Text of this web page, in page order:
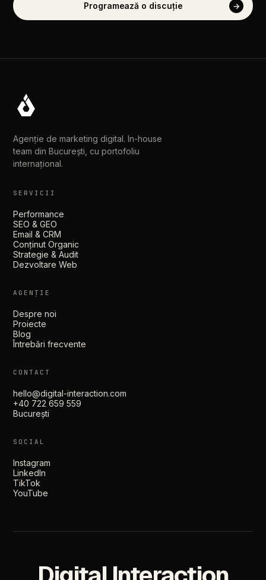
Programează o discuție →
Agenție de marketing digital. In-house
team din București, cu portofoliu
internațional.
SERVICII
Performance
SEO & GEO
Email & CRM
Conținut Organic
Strategie & Audit
Dezvoltare Web
AGENȚIE
Despre noi
Proiecte
Blog
Întrebări frecvente
CONTACT
hello@digital-interaction.com
+40 722 659 559
București
SOCIAL
Instagram
LinkedIn
TikTok
YouTube